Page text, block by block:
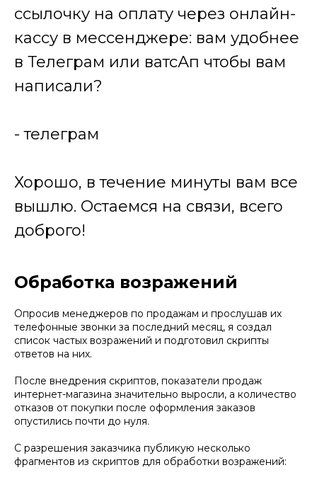
ссылочку на оплату через онлайн-
кассу в мессенджере: вам удобнее
в Телеграм или ватсАп чтобы вам
написали?
- телеграм
Хорошо, в течение минуты вам все
вышлю. Остаемся на связи, всего
доброго!
Обработка возражений
Опросив менеджеров по продажам и прослушав их
телефонные звонки за последний месяц, я создал
список частых возражений и подготовил скрипты
ответов на них.
После внедрения скриптов, показатели продаж
интернет-магазина значительно выросли, а количество
отказов от покупки после оформления заказов
опустились почти до нуля.
С разрешения заказчика публикую несколько
фрагментов из скриптов для обработки возражений: